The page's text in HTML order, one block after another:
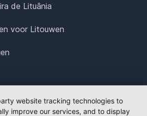
de Lituânia
voor Litouwen
website tracking technologies to
improve our services, and to display